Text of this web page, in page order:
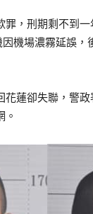
，刑期剩不到一
機場濃霧延誤，
蓮卻失聯，警
。